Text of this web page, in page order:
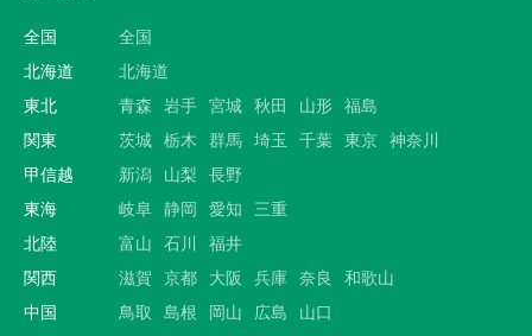
全国
全国
北海道
北海道
東北
青森 岩手 宮城 秋田 山形 福島
関東
茨城 栃木 群馬 埼玉 千葉 東京 神奈川
甲信越
新潟 山梨
長野
東海
岐阜 静岡 愛知
三重
北陸
富山 石川
福井
関西
滋賀 京都 大阪 兵庫 奈良
和歌山
中国
鳥取 島根 岡山 広島 山口